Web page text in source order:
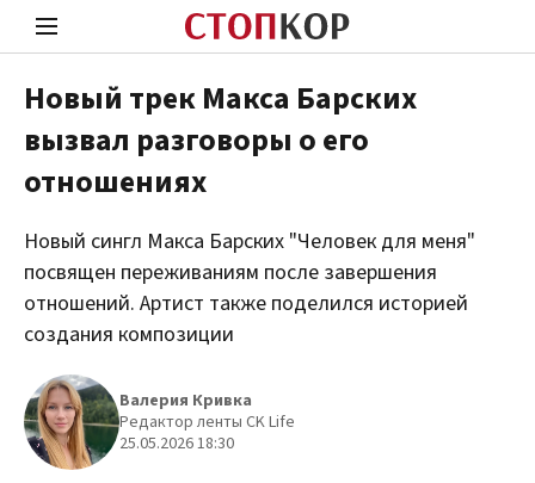
Стоп Политической Коррупции
Политика
Новый трек Макса Барских
вызвал разговоры о его
отношениях
Новый сингл Макса Барских "Человек для меня"
посвящен переживаниям после завершения
отношений. Артист также поделился историей
создания композиции
Валерия Кривка
Редактор ленты CK Life
25.05.2026 18:30